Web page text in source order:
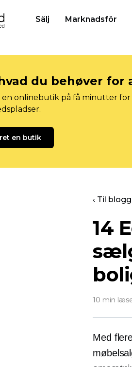
Sälj Marknadsför
du behøver for
onlinebutik på få minutter
en butik
‹ Til
14
10 min
Med